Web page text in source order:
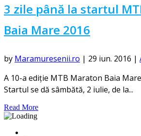
3 zile până la startul
Baia Mare 2016
by Maramuresenii.ro | 29 iun. 2016 |
A 10-a ediție MTB Maraton Baia
Startul se dă sâmbătă, 2 iulie, de la...
Read More